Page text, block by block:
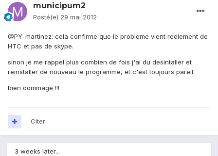
municipum2
Posté(e) 29 mai 2012
@PY_martinez: cela confirme que le probleme vient reelement de
HTC et pas de skype.
sinon je me rappel plus combien de fois j'ai du desintaller et
reinstaller de nouveau le programme, et c'est toujours pareil.
bien dommage !!!
Citer
3 weeks later...